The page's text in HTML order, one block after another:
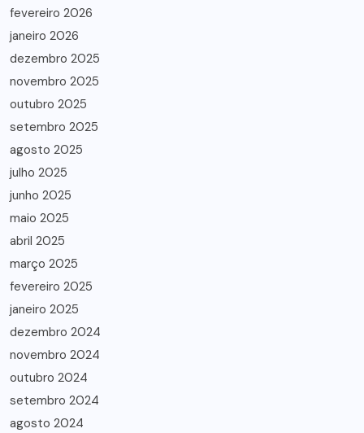
fevereiro 2026
janeiro 2026
dezembro 2025
novembro 2025
outubro 2025
setembro 2025
agosto 2025
julho 2025
junho 2025
maio 2025
abril 2025
março 2025
fevereiro 2025
janeiro 2025
dezembro 2024
novembro 2024
outubro 2024
setembro 2024
agosto 2024